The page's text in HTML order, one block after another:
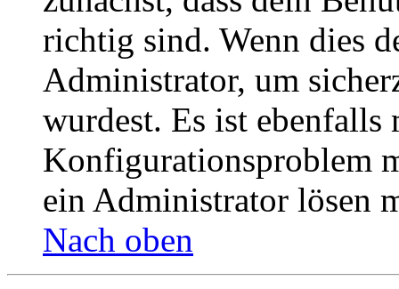
richtig sind. Wenn dies
Administrator, um
wurdest. Es ist ebenfalls
Konfigurationsproblem
ein Administrator lösen
Nach oben